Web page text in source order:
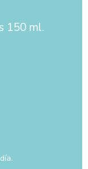
150 ml.